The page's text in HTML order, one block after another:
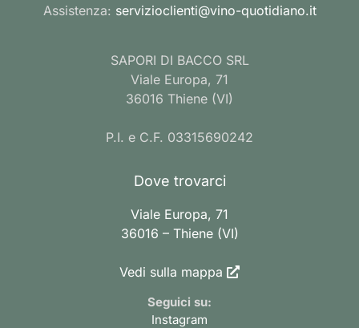
Assistenza: servizioclienti@vino-quotidiano.it
SAPORI DI BACCO SRL
Viale Europa, 71
36016 Thiene (VI)
P.I. e C.F. 03315690242
Dove trovarci
Viale Europa, 71
36016 – Thiene (VI)
Vedi sulla mappa
Seguici su:
Instagram